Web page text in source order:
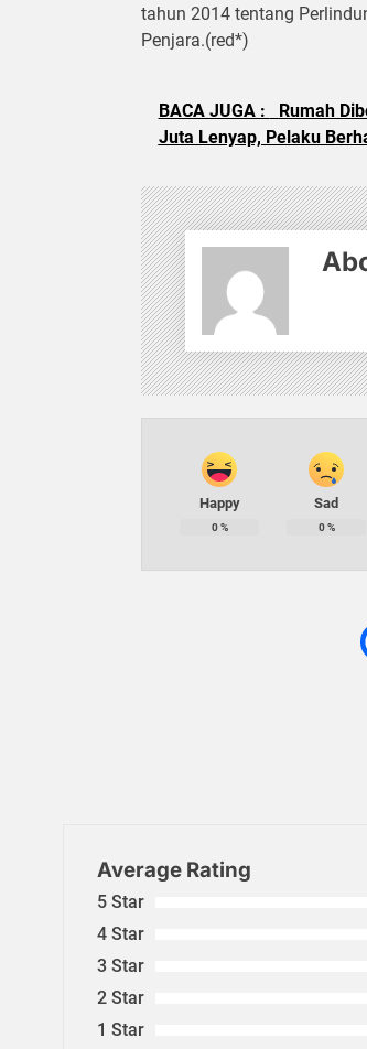
tahun 2014 tentang
Penjara.(red*)
BACA JUGA :
Rumah
Juta Lenyap, Pelaku
Happy
0%
Sad
0%
Average Rating
5 Star
4 Star
3 Star
2 Star
1 Star